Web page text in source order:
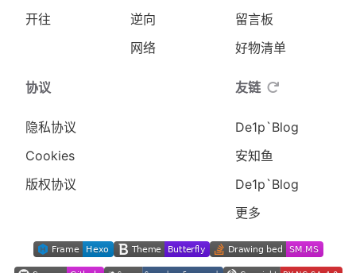
开往
逆向
网络
留言板
好物清单
协议
隐私协议
Cookies
版权协议
友链
De1p`Blog
安知鱼
De1p`Blog
更多